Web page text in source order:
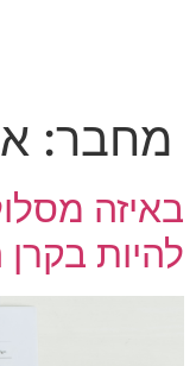
מחבר:
באיזה
להיות